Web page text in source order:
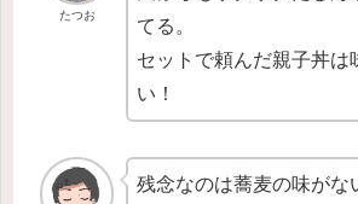
たつお
てる。
セットで頼んだ親子丼は
い！
残念なのは蕎麦の味がな